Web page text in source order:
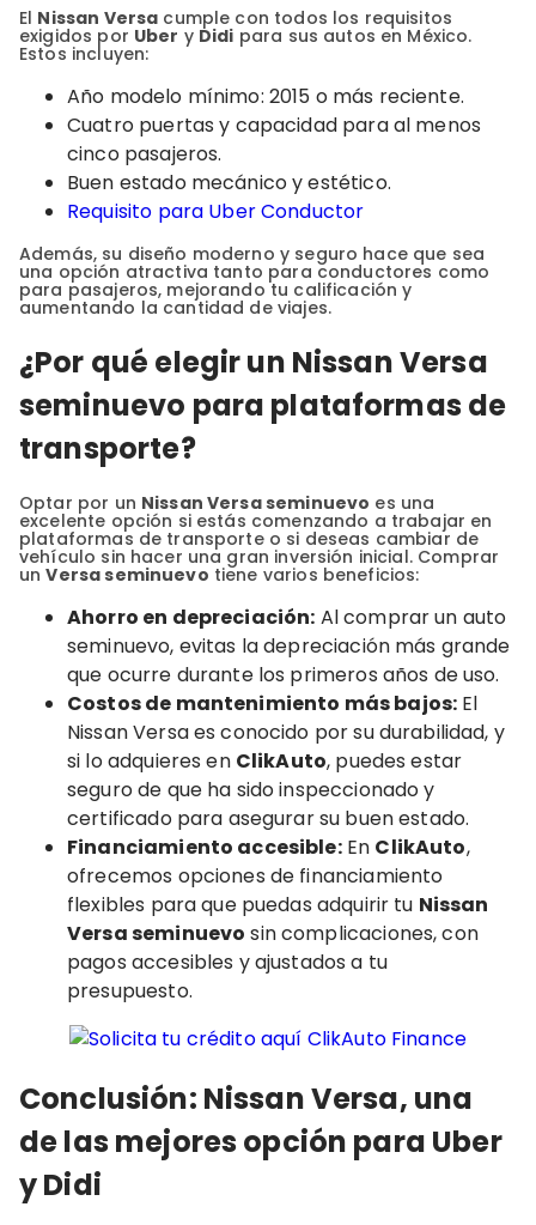
El Nissan Versa cumple con todos los requisitos
exigidos por Uber y Didi para sus autos en México.
Estos incluyen:
Año modelo mínimo: 2015 o más reciente.
Cuatro puertas y capacidad para al menos
cinco pasajeros.
Buen estado mecánico y estético.
Requisito para Uber Conductor
Además, su diseño moderno y seguro hace que sea
una opción atractiva tanto para conductores como
para pasajeros, mejorando tu calificación y
aumentando la cantidad de viajes.
¿Por qué elegir un Nissan Versa
seminuevo para plataformas de
transporte?
Optar por un Nissan Versa seminuevo es una
excelente opción si estás comenzando a trabajar en
plataformas de transporte o si deseas cambiar de
vehículo sin hacer una gran inversión inicial. Comprar
unVersa seminuevo tiene varios beneficios:
Ahorro en depreciación: Al comprar un auto
seminuevo, evitas la depreciación más grande
que ocurre durante los primeros años de uso.
Costos de mantenimiento más bajos: El
Nissan Versa es conocido por su durabilidad, y
si lo adquieres en ClikAuto, puedes estar
seguro de que ha sido inspeccionado y
certificado para asegurar su buen estado.
Financiamiento accesible:En ClikAuto,
ofrecemos opciones de financiamiento
flexibles para que puedas adquirir tu Nissan
Versa seminuevo sin complicaciones, con
pagos accesibles y ajustados a tu
presupuesto.
Conclusión: Nissan Versa, una
de las mejores opción para Uber
y Didi